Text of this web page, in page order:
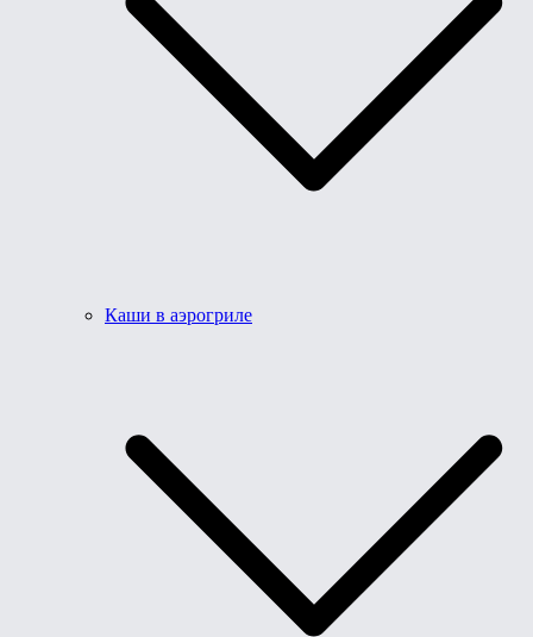
Каши в аэрогриле